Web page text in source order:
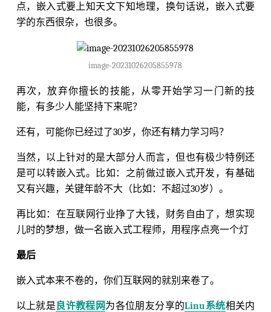
点，嵌入式要上知天文下知地理，换句话说，嵌入式要
学的东西很杂，也很多。
image-20231026205855978
再次，放弃你擅长的技能，从零开始学习一门新的技
能，有多少人能坚持下来呢？
还有，可能你已经过了30岁，你还有精力学习吗？
当然，以上针对的是大部分人而言，但也有极少特例还
是可以转嵌入式。比如：之前做过嵌入式开发，有基础
又有兴趣，关键年龄不大（比如：不超过30岁）。
再比如：在互联网行业挣了大钱，财务自由了，想实现
儿时的梦想，做一名嵌入式工程师，用程序点亮一个灯
最后
嵌入式本来不卷的，你们互联网的就别来卷了。
以上就是良许教程网为各位朋友分享的Linu系统相关内